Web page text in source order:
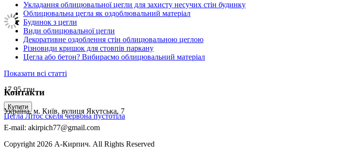
17,95грн
Купити
Цегла Літос скеля червона пустотіла
Укладання облицювальної цегли для захисту несучих стін будинку
Облицювальна цегла як оздоблювальний матеріал
Будинок з цегли
Види облицювальної цегли
Декоративне оздоблення стін облицювальною цеглою
Різновиди кришок для стовпів паркану
Цегла або бетон? Вибираємо облицювальний матеріал
Показати всі статті
Контакти
Україна, м. Київ, вулиця Якутська, 7
E-mail: akirpich77@gmail.com
Copyright 2026 А-Кирпич. All Rights Reserved